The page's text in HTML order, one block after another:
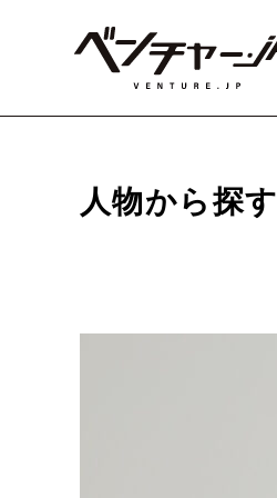
人物から探す